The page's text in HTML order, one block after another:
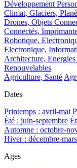
Développement
Climat, Glaciers,
Drones, Objets
Connectés,
Robotique,
Electronique,
Architecture,
Renouvelables
Agriculture, Santé
Dates
Printemps : avril-mai
Été : juin-septembre
Automne : octobre-
Hiver : décembre-mars
Ages